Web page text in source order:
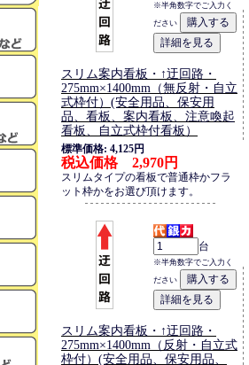
※半角数字でご入力く
ださい
スリム案内看板・↑迂回路・
275mm×1400mm（無反射・自立
式枠付）(安全用品、保安用
品、看板、案内看板、注意喚起
看板、自立式枠付看板）
標準価格: 4,125円
税込価格 2,970円
スリムタイプの看板で普通枠かフラ
ット枠かをお選び頂けます。
台
※半角数字でご入力く
ださい
スリム案内看板・↑迂回路・
275mm×1400mm（反射・自立式
枠付）(安全用品、保安用品、